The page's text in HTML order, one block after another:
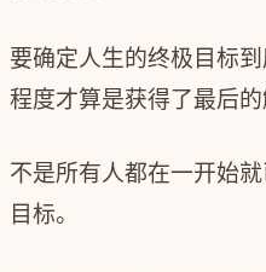
要确定人生的终极目标
程度才算是获得了最后的
不是所有人都在一开始
目标。